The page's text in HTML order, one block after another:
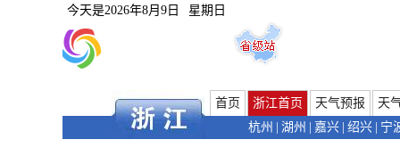
今天是2026年8月9日 星期日
首页 浙江首页 天气预报
天
杭州
湖州 嘉兴 绍兴 宁